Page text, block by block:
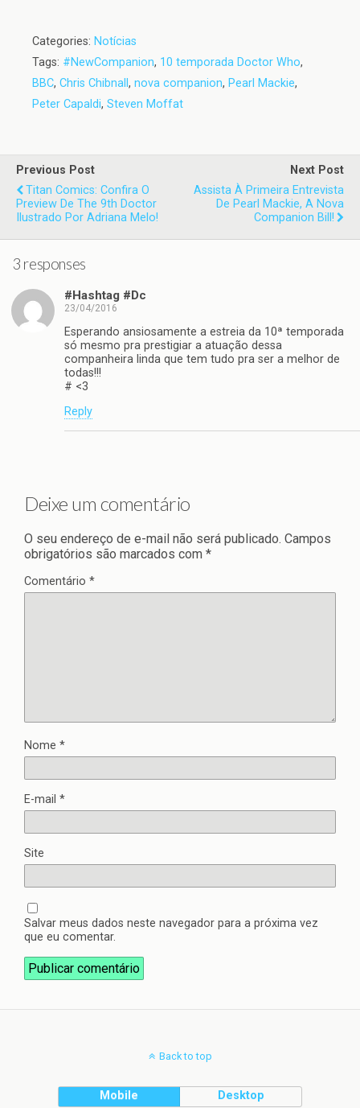
Categories: Notícias
Tags: #NewCompanion, 10 temporada Doctor Who,
BBC, Chris Chibnall , nova companion, Pearl Mackie,
Peter Capaldi, Steven Moffat
Previous Post
Titan Comics: Confira O
Preview De The 9th Doctor
Ilustrado Por Adriana Melo!
Next Post
Assista À Primeira Entrevista
De Pearl Mackie, A Nova
Companion Bill!
3 responses
#Hashtag #Dc
23/04/2016
Esperando ansiosamente a estreia da 10ª temporada
só mesmo pra prestigiar a atuação dessa
companheira linda que tem tudo pra ser a melhor de
todas!!!
# <3
Reply
Deixe um comentário
O seu endereço de e-mail não será publicado. Campos
obrigatórios são marcados com *
Comentário *
Nome *
E-mail *
Site
Salvar meus dados neste navegador para a próxima vez
que eu comentar.
Back to top
Mobile Desktop